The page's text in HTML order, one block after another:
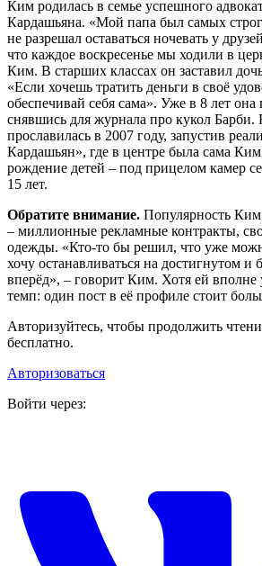
Ким родилась в семье успешного
Кардашьяна. «Мой папа был самых
не разрешал оставаться ночевать у
что каждое воскресенье мы ходили в
Ким. В старших классах он заставил дочь
«Если хочешь тратить деньги в своё
обеспечивай себя сама». Уже в 8 лет она
снявшись для журнала про кукол
прославилась в 2007 году, запустив
Кардашьян», где в центре была сама
рождение детей – под прицелом камер
15 лет.
Обратите внимание. Популярность Ким
– миллионные рекламные контракты,
одежды. «Кто-то бы решил, что уже
хочу останавливаться на достигнутом и
вперёд», – говорит Ким. Хотя ей
темп: один пост в её профиле стоит
Авторизуйтесь, чтобы продолжить
бесплатно.
Авторизоваться
Войти через: